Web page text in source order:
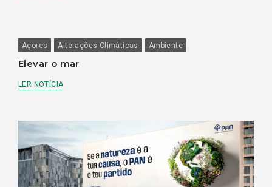
Açores Alterações Climáticas Ambiente
Elevar o mar
LER NOTÍCIA